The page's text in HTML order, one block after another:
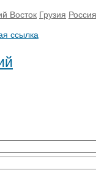
Восток Грузия Россия
ссылка